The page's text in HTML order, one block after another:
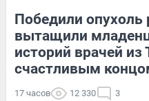
Победили опухоль
вытащили
историй врачей
счастливым
17 часов 12 330 3